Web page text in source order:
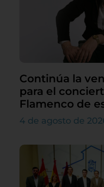
Continúa la
para el
Flamenco de
4 de agosto de